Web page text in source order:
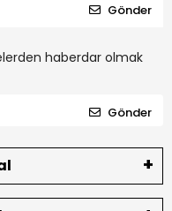
Gönder
haberdar olmak
Gönder